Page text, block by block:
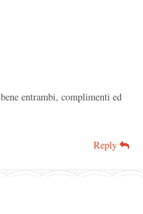
entrambi, complimenti ed
Reply